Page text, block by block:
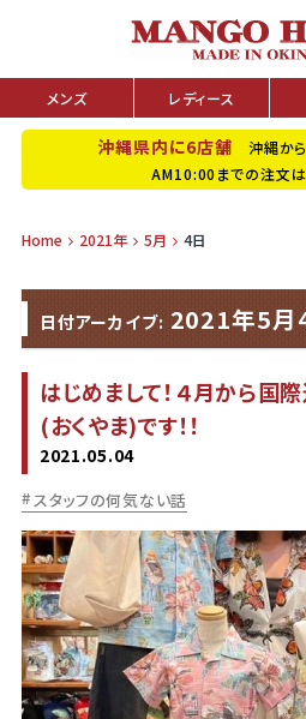
メンズ レディース
沖縄県内に6店舗 沖縄か
AM10:00までの注文は
Home 2021年 5月 4日
日付アーカイブ: 2021年5月
はじめまして！４月から国
(おくやま)です！！
2021.05.04
スタッフの何気ない話